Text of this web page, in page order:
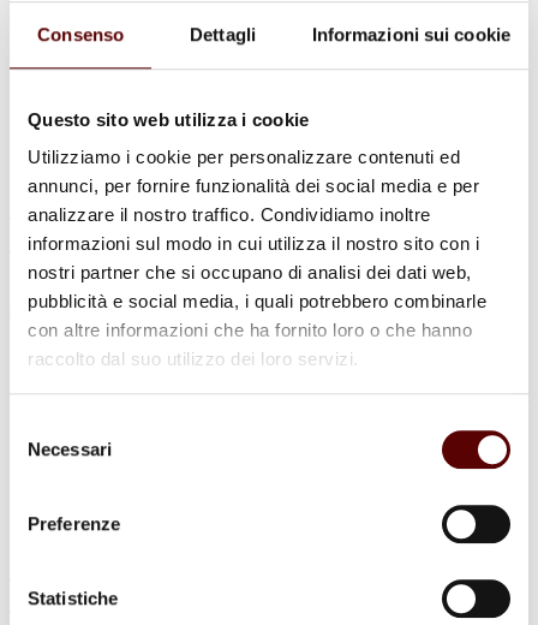
Consenso Dettagli Informazioni sui cookie
Questo sito web utilizza i cookie
Utilizziamo i cookie per personalizzare contenuti ed
annunci, per fornire funzionalità dei social media e per
analizzare il nostro traffico. Condividiamo inoltre
informazioni sul modo in cui utilizza il nostro sito con i
nostri partner che si occupano di analisi dei dati web,
pubblicità e social media, i quali potrebbero combinarle
con altre informazioni che ha fornito loro o che hanno
raccolto dal suo utilizzo dei loro servizi.
delNecessari
Preferenze
Statistiche
Allestimento Funebre e Organizzazione Rito Ottani Quando si
soli il peso dell’organizzazione di un rito funebre, ma è necessario
Onorare il ricordo dei defunti durante le
Festività Pasquali
Inserito da News
. Aprile2026
Continua a leggere
Onorare il ricordo dei defunti durante le Festività Pasquali Onorare il
festività può darci gioia e serenità, ma anche grande dolore,
specialmente se lo viviamo pensando ai nostri cari defunti, con cui
Funerali